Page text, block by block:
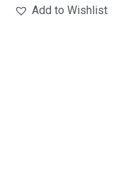
Add to Wishlist